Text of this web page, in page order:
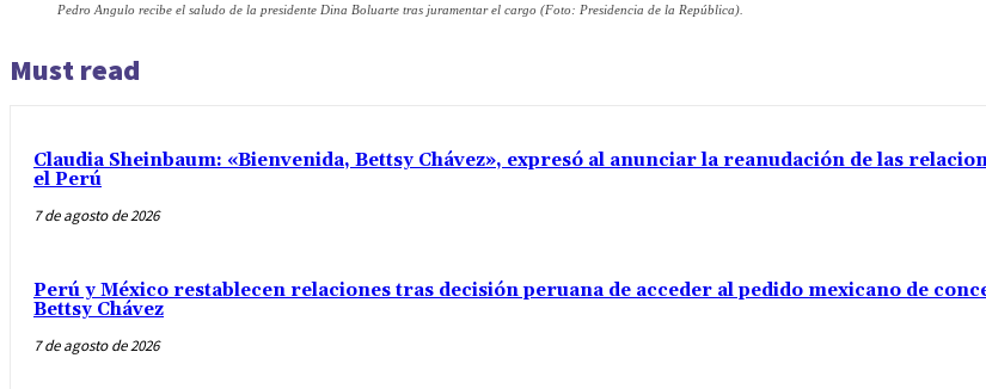
Pedro Angulo recibe el saludo de la presidente Dina Boluarte tras juramentar el cargo (Foto: Presidencia de la República).
Must read
Claudia Sheinbaum: «Bienvenida, Bettsy Chávez», expresó al anunciar la reanudación de las
el Perú
7 de agosto de 2026
Perú y México restablecen relaciones tras decisión peruana de acceder al pedido mexicano de
Bettsy Chávez
7 de agosto de 2026